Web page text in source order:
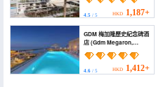
4.5 / 5 HKD 1,187+
GDM 梅加隆歷史紀念碑酒
店 (Gdm Megaron,
Historical Monument
Hotel)
4.6 / 5 HKD 1,412+